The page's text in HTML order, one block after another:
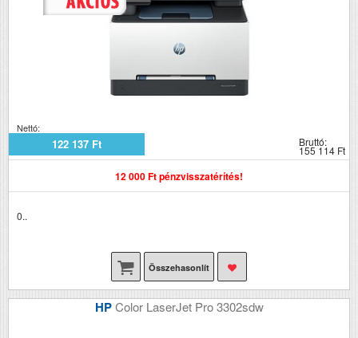
Nettó:
122 137 Ft Bruttó:
155 114 Ft
12 000 Ft pénzvisszatérítés!
0..
Összehasonlít
HPColor LaserJet Pro 3302sdw